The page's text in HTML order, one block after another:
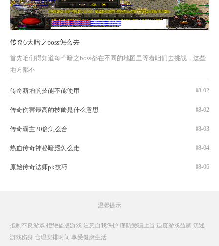
传奇6大暗之boss怎么去
首先咱们得知道每个暗之boss都在不同的地图里等着咱们去挑战，这些
地方都不
传奇新增的技能不能使用 08-02
传奇伤害最高的技能是什么意思 08-02
传奇霸主20倍怎么合 08-03
热血传奇神秘暗殿怎么走 08-04
原始传奇法师pk技巧 08-06
温馨提示
抵制不良游戏 拒绝盗版游戏 注意自我保护 谨防受骗上当 适度游戏益脑 沉迷
游戏伤身 合理安排时间 享受健康生活